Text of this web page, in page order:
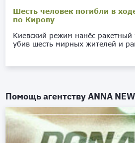
Шесть человек погибли в
по Кирову
Киевский режим нанёс
убив шесть мирных жителей и
Помощь агентствуANNA